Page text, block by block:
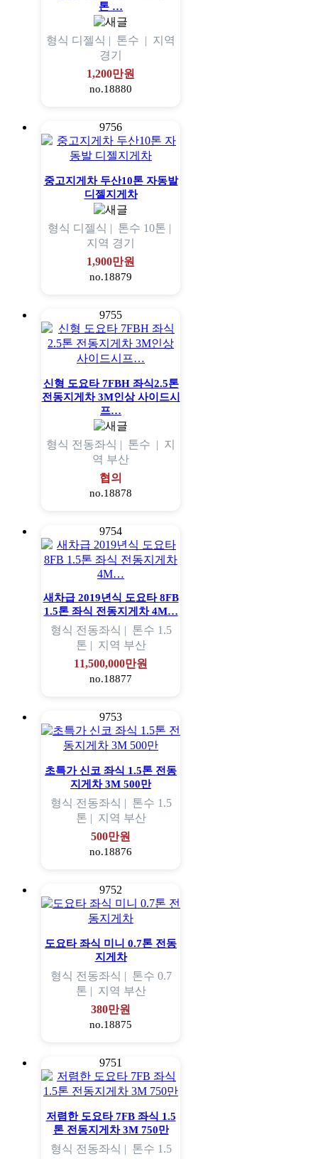
톤 …
형식 디젤식 | 톤수 | 지역
경기
1,200만원
no.18880
9756
중고지게차 두산10톤 자동발
디젤지게차
형식 디젤식 | 톤수 10톤 |
지역 경기
1,900만원
no.18879
9755
신형 도요타 7FBH 좌식2.5톤
전동지게차 3M인상 사이드시
프…
형식 전동좌식 | 톤수 | 지
역 부산
협의
no.18878
9754
새차급 2019년식 도요타 8FB
1.5톤 좌식 전동지게차 4M…
형식 전동좌식 | 톤수 1.5
톤 | 지역 부산
11,500,000만원
no.18877
9753
초특가 신코 좌식 1.5톤 전동
지게차 3M 500만
형식 전동좌식 | 톤수 1.5
톤 | 지역 부산
500만원
no.18876
9752
도요타 좌식 미니 0.7톤 전동
지게차
형식 전동좌식 | 톤수 0.7
톤 | 지역 부산
380만원
no.18875
9751
저렴한 도요타 7FB 좌식 1.5
톤 전동지게차 3M 750만
형식 전동좌식 | 톤수 1.5